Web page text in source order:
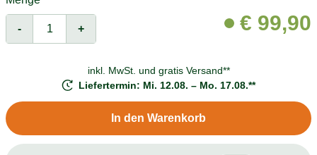
- + € 99,90
inkl. MwSt. und gratis Versand**
Liefertermin: Mi. 12.08. – Mo. 17.08.**
In den Warenkorb